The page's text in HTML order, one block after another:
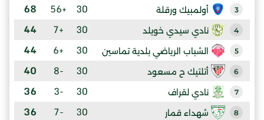
3 أولمبيك ورقلة 30
+56
68
4 نادي سيدي خويلد 30
+7
44
5 الشباب الرياضي بلدية تماسين 30
+6
44
6 أتلتيك ح مسعود 30
-8
40
7 نادي لقراف 30
-3
36
8 شهداء قمار 30
-7
36